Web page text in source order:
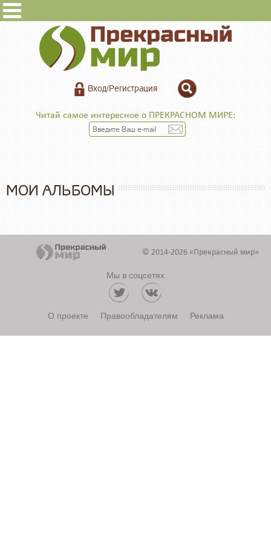
Вход/Регистрация
Читай самое интересное о ПРЕКРАСНОМ МИРЕ:
МОИ АЛЬБОМЫ
© 2014-2026 «Прекрасный мир»
Мы в соцсетях
О проекте Правообладателям Реклама